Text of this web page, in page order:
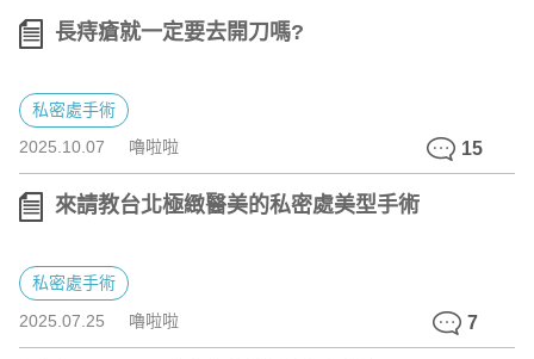
長痔瘡就一定要去開刀嗎?
私密處手術
2025.10.07
嚕啦啦 15
來請教台北極緻醫美的私密處美型手術
私密處手術
2025.07.25
嚕啦啦 7